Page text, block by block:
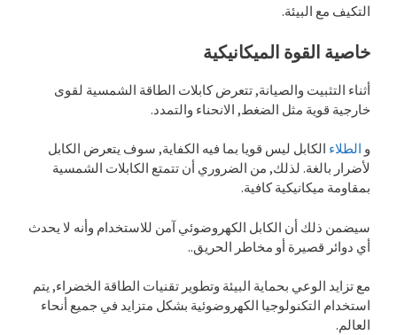
التكيف مع البيئة.
خاصية القوة الميكانيكية
أثناء التثبيت والصيانة, تتعرض كابلات الطاقة الشمسية لقوى
خارجية قوية مثل الضغط, الانحناء والتمدد.
و الطلاء الكابل ليس قويا بما فيه الكفاية, سوف يتعرض الكابل
لأضرار بالغة. لذلك, من الضروري أن تتمتع الكابلات الشمسية
بمقاومة ميكانيكية كافية.
سيضمن ذلك أن الكابل الكهروضوئي آمن للاستخدام وأنه لا يحدث
أي دوائر قصيرة أو مخاطر الحريق..
مع تزايد الوعي بحماية البيئة وتطوير تقنيات الطاقة الخضراء, يتم
استخدام التكنولوجيا الكهروضوئية بشكل متزايد في جميع أنحاء
العالم.